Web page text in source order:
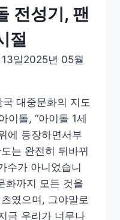
전성기, 팬
절
일2025년 05월
대중문화의 지도
이돌, “아이돌 1세
에 등장하면서부
는 완전히 뒤바뀌
수가 아니었습니
화까지 모든 것을
였으며, 그야말로
금 우리가 너무나